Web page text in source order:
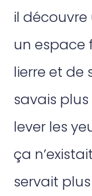
il découvre
un espace
lierre et de
savais plus
lever les
ça
servait plus